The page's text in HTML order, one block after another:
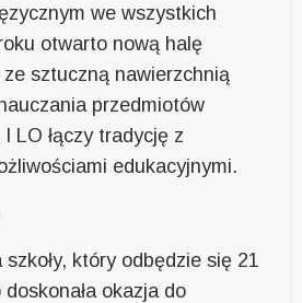
we wszystkich
otwarto nową halę
sztuczną nawierzchnią
przedmiotów
LO łączy tradycję z
edukacyjnymi.
który odbędzie się 21
okazja do